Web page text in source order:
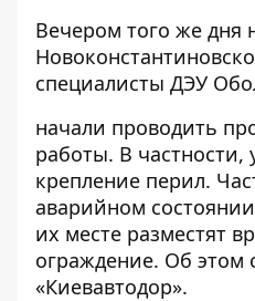
Вечером того же дня
специалисты ДЭУ
начали проводить
работы. В частности,
крепление перил.
аварийном
их месте разместят
ограждение. Об этом
«Киевавтодор».